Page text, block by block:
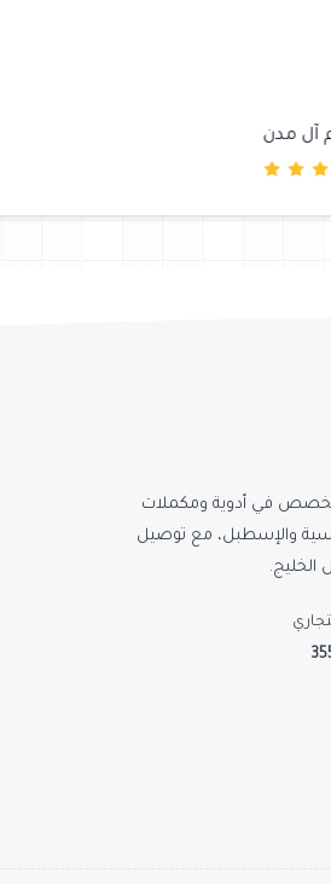
في أدوية ومكملات
والإسطبل، مع توصيل
الخليج.